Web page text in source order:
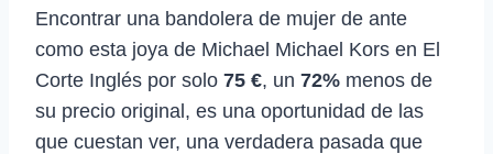
Encontrar una bandolera de mujer de ante
como esta joya de Michael Michael Kors en El
Corte Inglés por solo 75 €, un 72% menos de
su precio original, es una oportunidad de las
que cuestan ver, una verdadera pasada que